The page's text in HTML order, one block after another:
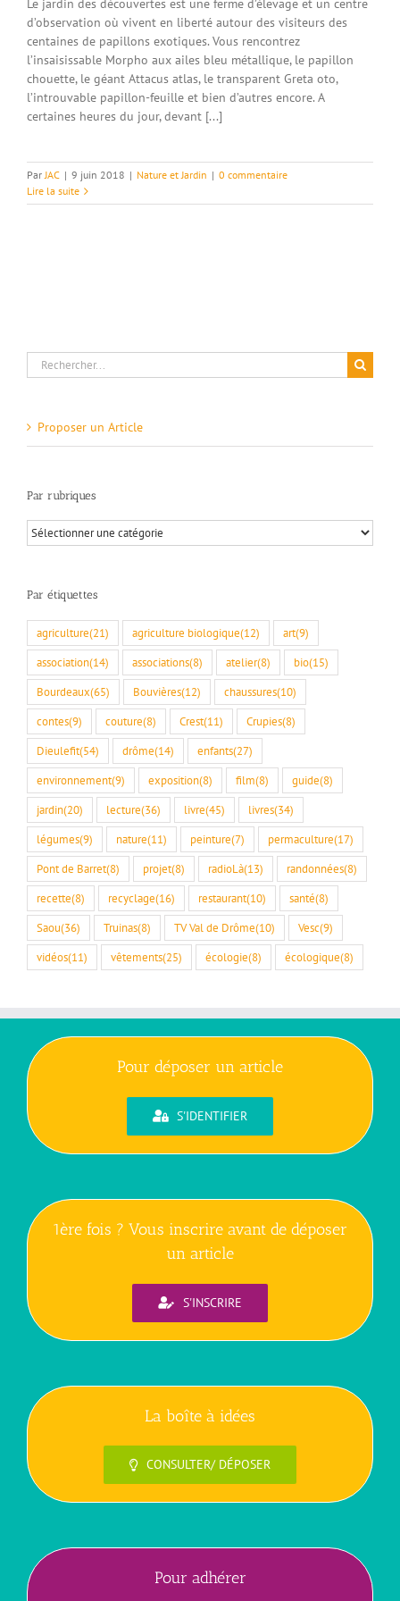
Le jardin des découvertes est une ferme d’élevage et un centre
d’observation où vivent en liberté autour des visiteurs des
centaines de papillons exotiques. Vous rencontrez
l’insaisissable Morpho aux ailes bleu métallique, le papillon
chouette, le géant Attacus atlas, le transparent Greta oto,
l’introuvable papillon-feuille et bien d’autres encore. A
certaines heures du jour, devant [...]
ParJAC | 9 juin 2018 | Nature et Jardin | 0 commentaire
Lire la suite
Rechercher:
Proposer un Article
Par rubriques
Par
rubriques
Par étiquettes
agriculture(21) agriculture biologique(12) art(9)
association(14) associations(8) atelier(8) bio(15)
Bourdeaux(65) Bouvières(12) chaussures(10)
contes(9) couture(8) Crest(11) Crupies(8)
Dieulefit(54) drôme(14) enfants(27)
environnement(9) exposition(8) film(8) guide(8)
jardin(20) lecture(36) livre(45) livres(34)
légumes(9) nature(11) peinture(7) permaculture(17)
Pont de Barret(8) projet(8) radioLà(13) randonnées(8)
recette(8) recyclage(16) restaurant(10) santé(8)
Saou(36) Truinas(8) TV Val de Drôme(10) Vesc(9)
vidéos(11) vêtements(25) écologie(8) écologique(8)
Pour déposer un article
S'IDENTIFIER
1ère fois ? Vous inscrire avant de déposer
un article
S'INSCRIRE
La boîte à idées
CONSULTER/ DÉPOSER
Pour adhérer